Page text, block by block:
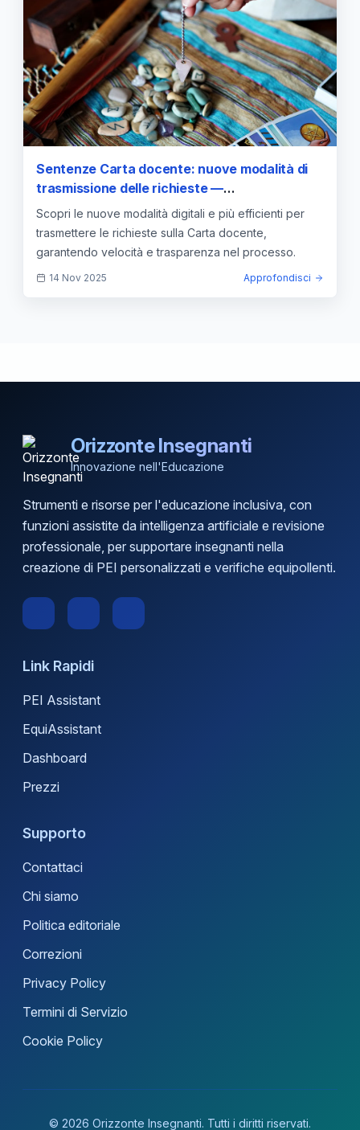
Sentenze Carta docente: nuove modalità di
trasmissione delle richieste —
approfondimento e guida
Scopri le nuove modalità digitali e più efficienti per
trasmettere le richieste sulla Carta docente,
garantendo velocità e trasparenza nel processo.
14 Nov 2025 Approfondisci
Orizzonte Insegnanti
Innovazione nell'Educazione
Strumenti e risorse per l'educazione inclusiva, con
funzioni assistite da intelligenza artificiale e revisione
professionale, per supportare insegnanti nella
creazione di PEI personalizzati e verifiche equipollenti.
Link Rapidi
PEI Assistant
EquiAssistant
Dashboard
Prezzi
Supporto
Contattaci
Chi siamo
Politica editoriale
Correzioni
Privacy Policy
Termini di Servizio
Cookie Policy
© 2026 Orizzonte Insegnanti. Tutti i diritti riservati.